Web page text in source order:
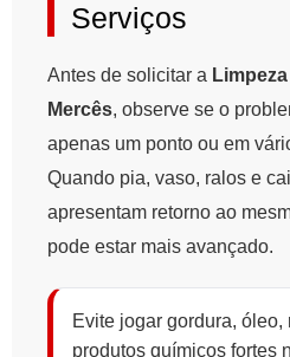
Serviços
Antes de solicitar a
Mercês, observe se o
apenas um ponto ou em
Quando pia, vaso, ralos e
apresentam retorno ao
pode estar mais avançado.
Evite jogar gordura,
produtos químicos fortes